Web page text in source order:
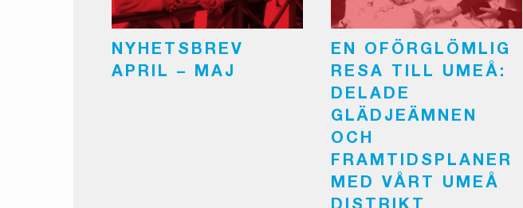
NYHETSBREV
APRIL – MAJ
EN OFÖRGLÖMLIG
RESA TILL UMEÅ:
DELADE
GLÄDJEÄMNEN
OCH
FRAMTIDSPLANER
MED VÅRT UMEÅ